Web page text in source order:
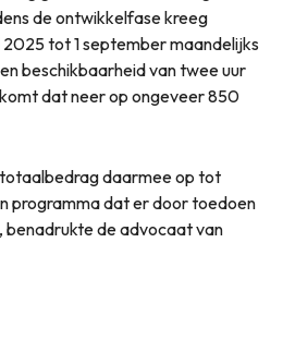
de ontwikkelfase kreeg
tot 1 september maandelijks
beschikbaarheid van twee uur
dat neer op ongeveer 850
daarmee op tot
programma dat er door toedoen
benadrukte de advocaat van